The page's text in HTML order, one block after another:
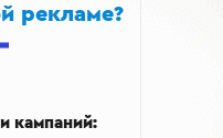
рекламе?
кампаний: